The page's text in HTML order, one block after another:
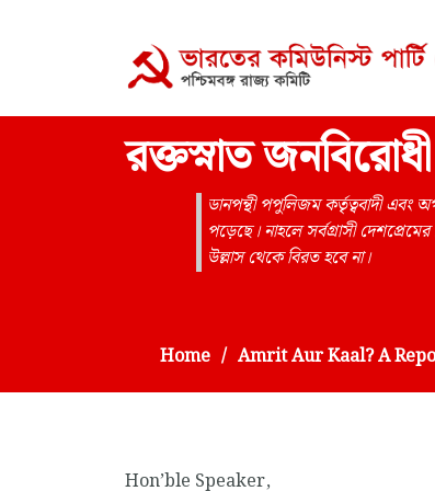
রক্তস্নাত
ডানপন্থী পপুলিজম কর্তৃত্ববাদী এবং
পড়েছে। নাহলে সর্বগ্রাসী
উল্লাস থেকে বিরত হবে না।
Home Amrit Aur Kaal? A
Hon’ble Speaker,